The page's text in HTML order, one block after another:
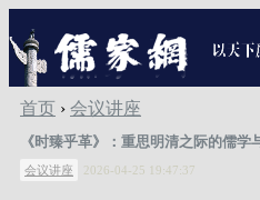
首页 › 会议讲座
《时臻乎革》：重思明清之际的儒学
会议讲座 2026-04-25 19:47:37